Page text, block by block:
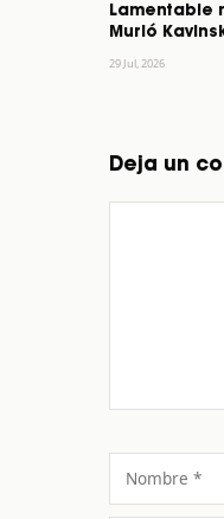
Lamentable
Murió
29 Jul, 2026
Deja un
Nombre